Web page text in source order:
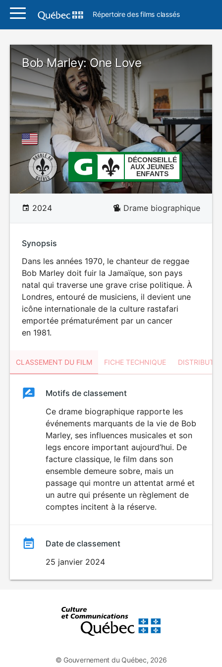
Répertoire des films classés
Bob Marley: One Love
DÉCONSEILLÉ
AUX JEUNES
ENFANTS
2024 Drame biographique
Synopsis
Dans les années 1970, le chanteur de reggae
Bob Marley doit fuir la Jamaïque, son pays
natal qui traverse une grave crise politique. À
Londres, entouré de musiciens, il devient une
icône internationale de la culture rastafari
emportée prématurément par un cancer
en 1981.
CLASSEMENT DU FILM FICHE TECHNIQUE
ClassementClassement
DÉCONSEILLÉ
AUX JEUNES
ENFANTS
Motifs de classement
Ce drame biographique rapporte les
événements marquants de la vie de Bob
Marley, ses influences musicales et son
legs encore important aujourd’hui. De
facture classique, le film dans son
ensemble demeure sobre, mais un
passage qui montre un attentat armé et
un autre qui présente un règlement de
comptes incitent à la réserve.
Date de classement
25 janvier 2024
© Gouvernement du Québec, 2026